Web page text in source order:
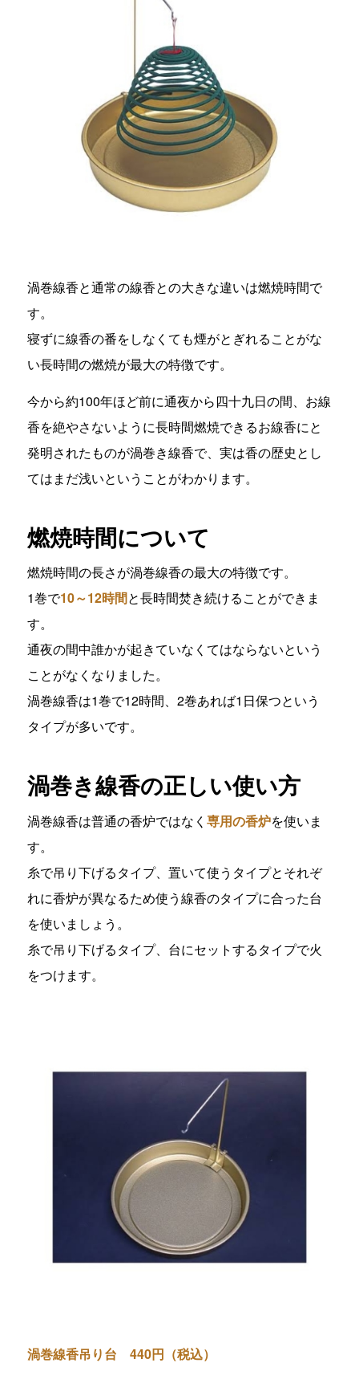
渦巻線香と通常の線香との大きな違いは燃焼時間で
す。
寝ずに線香の番をしなくても煙がとぎれることがな
い長時間の燃焼が最大の特徴です。
今から約100年ほど前に通夜から四十九日の間、お線
香を絶やさないように長時間燃焼できるお線香にと
発明されたものが渦巻き線香で、実は香の歴史とし
てはまだ浅いということがわかります。
燃焼時間について
燃焼時間の長さが渦巻線香の最大の特徴です。
1巻で10～12時間と長時間焚き続けることができま
す。
通夜の間中誰かが起きていなくてはならないという
ことがなくなりました。
渦巻線香は1巻で12時間、2巻あれば1日保つという
タイプが多いです。
渦巻き線香の正しい使い方
渦巻線香は普通の香炉ではなく 専用の香炉を使いま
す。
糸で吊り下げるタイプ、置いて使うタイプとそれぞ
れに香炉が異なるため使う線香のタイプに合った台
を使いましょう。
糸で吊り下げるタイプ、台にセットするタイプで火
をつけます。
渦巻線香吊り台 440円（税込）